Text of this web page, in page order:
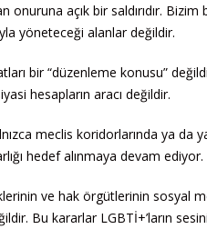
onuruna açık bir saldırıdır.
yöneteceği alanlar değildir.
bir “düzenleme konusu”
hesapların aracı değildir.
meclis koridorlarında ya
hedef alınmaya devam ediyor.
ve hak örgütlerinin sosyal
Bu kararlar LGBTİ+’ların